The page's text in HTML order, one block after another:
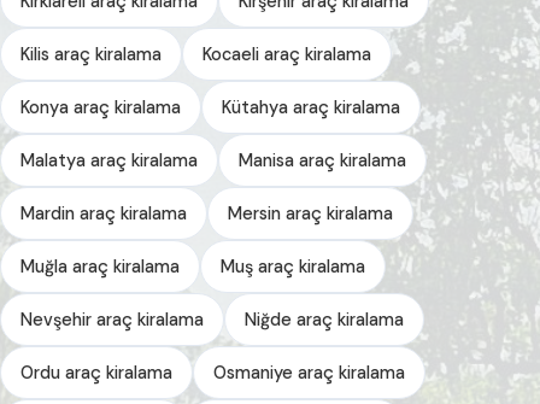
Kilis araç kiralama Kocaeli araç kiralama
Konya araç kiralama Kütahya araç kiralama
Malatya araç kiralama Manisa araç kiralama
Mardin araç kiralama Mersin araç kiralama
Muğla araç kiralama Muş araç kiralama
Nevşehir araç kiralama Niğde araç kiralama
Ordu araç kiralama Osmaniye araç kiralama